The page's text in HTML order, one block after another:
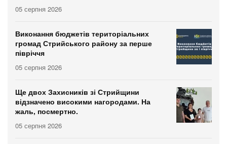
05 серпня 2026
Виконання бюджетів територіальних
громад Стрийського району за перше
півріччя
05 серпня 2026
Ще двох Захисників зі Стрийщини
відзначено високими нагородами. На
жаль, посмертно.
05 серпня 2026